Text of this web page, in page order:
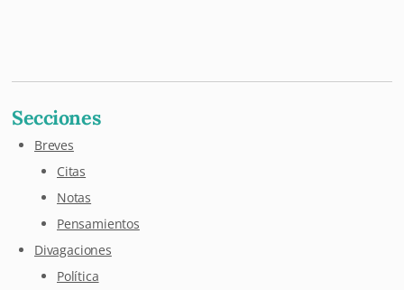
Secciones
Breves
Citas
Notas
Pensamientos
Divagaciones
Política